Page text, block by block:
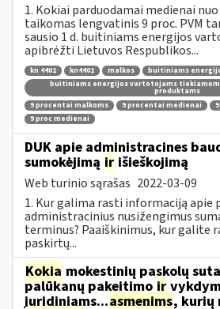
1. Kokiai parduodamai medienai nuo
taikomas lengvatinis 9 proc. PVM
sausio 1 d. buitiniams energijos
apibrėžti Lietuvos Respublikos...
kn 4401 kn4401 malkos
buitiniams
buitiniams energijos vartotojams
produktams
9 procentai malkoms
9 procentai medienai
9 proc medienai
DUK apie administracines
sumokėjimą ir išieškojimą
Web turinio sąrašas 2022-03-09
1. Kur galima rasti informaciją apie
administracinius nusižengimus
terminus? Paaiškinimus, kur galite
paskirtų...
Kokia mokestinių paskolų
palūkanų pakeitimo ir
juridiniams...asmenims, kurių